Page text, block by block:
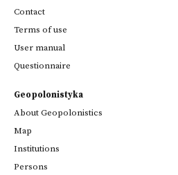
Contact
Terms of use
User manual
Questionnaire
Geopolonistyka
About Geopolonistics
Map
Institutions
Persons